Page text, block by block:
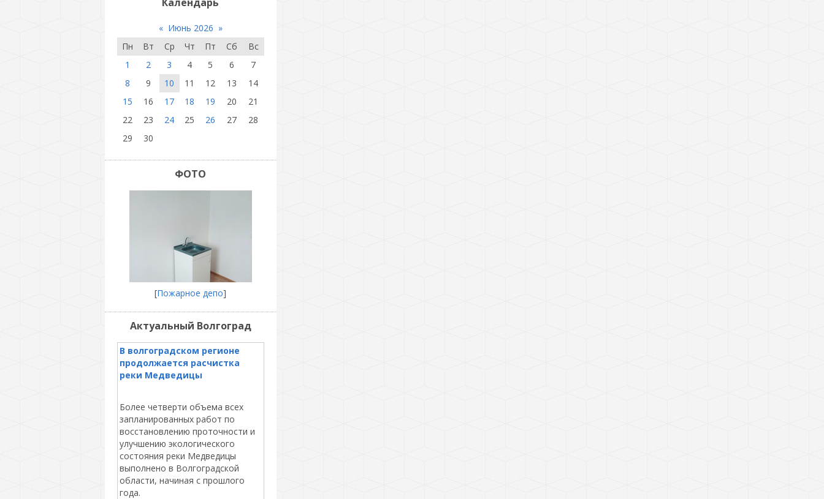
« Июнь 2026 »
Пн
Вт Ср Чт Пт Сб
Вс
1
2 3 4 5 6
7
8
9 10 11 12 13
14
15
16 17 18 19 20
21
22
23 24 25 26 27
28
29
30
ФОТО
[Пожарное депо]
Актуальный Волгоград
В волгоградском регионе
продолжается расчистка
реки Медведицы
Более четверти объема всех
запланированных работ по
восстановлению проточности и
улучшению экологического
состояния реки Медведицы
выполнено в Волгоградской
области, начиная с прошлого
года.